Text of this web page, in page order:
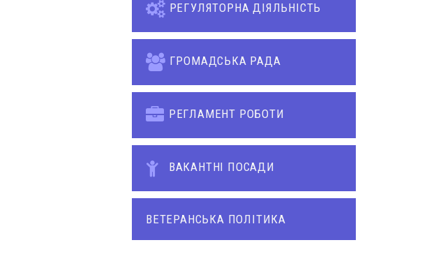
РЕГУЛЯТОРНА ДІЯЛЬНІСТЬ
ГРОМАДСЬКА РАДА
РЕГЛАМЕНТ РОБОТИ
ВАКАНТНІ ПОСАДИ
ВЕТЕРАНСЬКА ПОЛІТИКА